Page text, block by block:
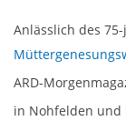
Anlässlich des
ARD-
in Nohfelden